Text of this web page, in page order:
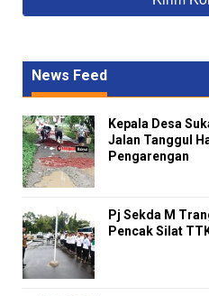
News Feed
Kepala Desa
Jalan Tanggul
Pengarengan
Pj Sekda M
Pencak Silat